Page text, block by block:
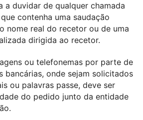
a duvidar de qualquer chamada
contenha uma saudação
nome real do recetor ou de uma
dirigida ao recetor.
ou telefonemas por parte de
bancárias, onde sejam solicitados
ou palavras passe, deve ser
do pedido junto da entidade